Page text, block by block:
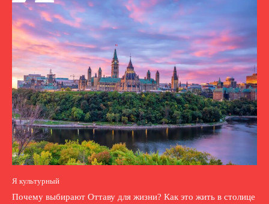
Я культурный
Почему выбирают Оттаву для жизни? Как это жить в столице